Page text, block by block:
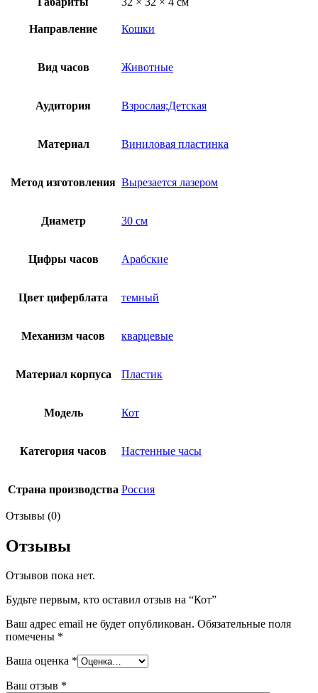
Направление Кошки
Вид часов Животные
Аудитория Взрослая;Детская
Материал Виниловая пластинка
Метод изготовления Вырезается лазером
Диаметр 30 см
Цифры часов Арабские
Цвет циферблата темный
Механизм часов кварцевые
Материал корпуса Пластик
Модель Кот
Категория часов Настенные часы
Страна производства Россия
Отзывы (0)
Отзывы
Отзывов пока нет.
Будьте первым, кто оставил отзыв на “Кот”
Ваш адрес email не будет опубликован. Обязательные поля
помечены *
Ваша оценка *
Ваш отзыв *